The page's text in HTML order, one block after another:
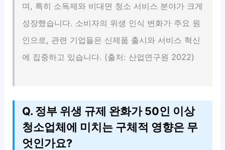
며, 특히 소독제와 비대면 청소 서비스 분야가 크게
성장했습니다. 소비자의 위생 인식 변화가 주요 원
인으로, 관련 기업들은 신제품 출시와 서비스 혁신
에 집중하고 있습니다. (출처: 산업연구원 2022)
Q. 정부 위생 규제 완화가 50인 이상
청소업체에 미치는 구체적 영향은 무
엇인가요?